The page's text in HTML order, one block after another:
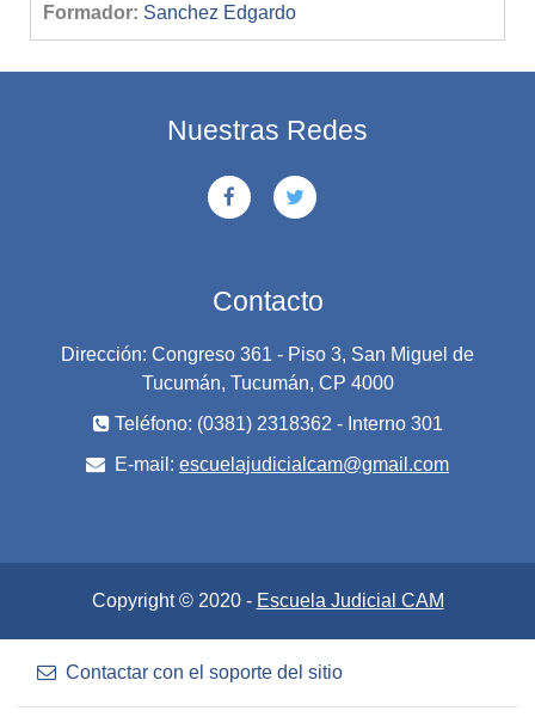
Formador: Sanchez Edgardo
Nuestras Redes
Contacto
Dirección: Congreso 361 - Piso 3, San Miguel de
Tucumán, Tucumán, CP 4000
Teléfono: (0381) 2318362 - Interno 301
E-mail: escuelajudicialcam@gmail.com
Copyright © 2020 - Escuela Judicial CAM
Contactar con el soporte del sitio